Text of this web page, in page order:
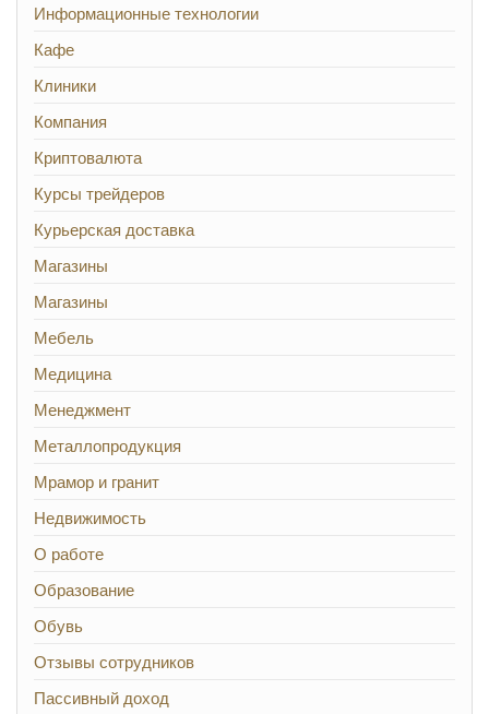
Информационные технологии
Кафе
Клиники
Компания
Криптовалюта
Курсы трейдеров
Курьерская доставка
Магазины
Магазины
Мебель
Медицина
Менеджмент
Металлопродукция
Мрамор и гранит
Недвижимость
О работе
Образование
Обувь
Отзывы сотрудников
Пассивный доход